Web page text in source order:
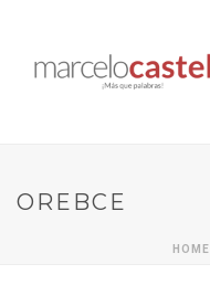
OREBCE
HOME